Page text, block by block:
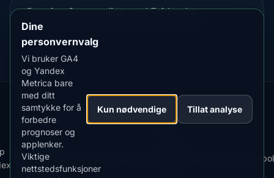
⭐ Premium
destinasjon
Sammenlign med Fairbanks
Our
Apps:
Snow
Forecast
MistyWay·
Lightning
Tracker
·TanPilot·Benzio
Best
Time
·
Last
ned
appen
Dine
personvernvalg
Vi bruker GA4
og Yandex
Metrica bare
med ditt
samtykke for å
forbedre
prognoser og
applenker.
Viktige
nettstedsfunksjoner
Kun nødvendige Tillat analyse